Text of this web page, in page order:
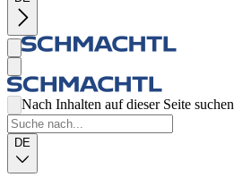
Nach Inhalten auf dieser Seite suchen
DE